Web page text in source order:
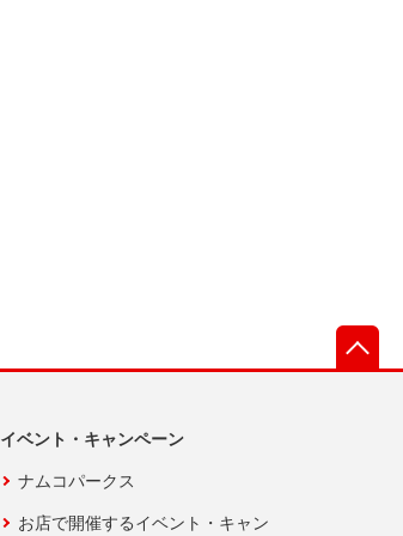
イベント・キャンペーン
ナムコパークス
お店で開催するイベント・キャン